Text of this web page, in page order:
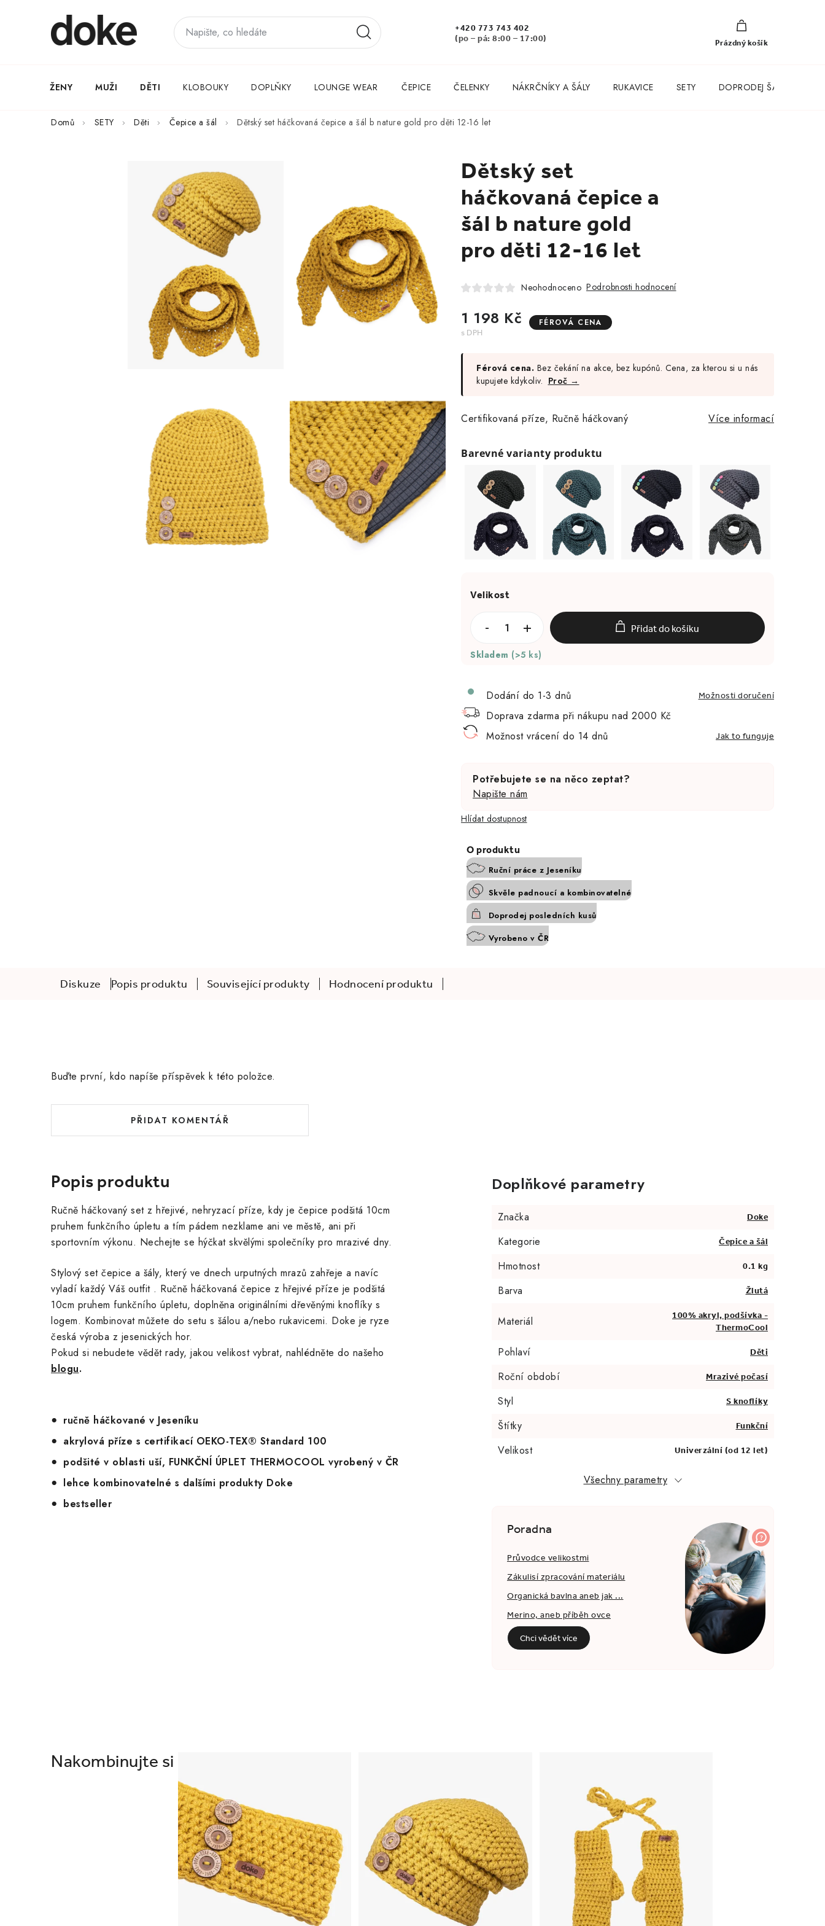
+420 773 743 402
(po – pá: 8:00 – 17:00)
NÁKUPNÍ
KOŠÍK
Prázdný košík
ŽENY MUŽI DĚTI KLOBOUKY DOPLŇKY LOUNGE WEAR ČEPICE ČELENKY NÁKRČNÍKY A ŠÁLY RUKAVICE SETY DOPRODEJ ŠATŮ
Domů SETY Děti Čepice a šál Dětský set háčkovaná čepice a šál b nature gold pro děti 12-16 let
Dětský set
háčkovaná čepice a
šál b nature gold
pro děti 12-16 let
Neohodnoceno Podrobnosti hodnocení
1 198 Kč FÉROVÁ CENA
Měrná
Férová cena. Bez čekání na akce, bez kupónů. Cena, za kterou si u nás
kupujete kdykoliv. Proč →
Certifikovaná příze, Ručně háčkovaný Více informací
Přidat do košíku
Skladem (>5 ks)
Dodání do 1-3 dnů Možnosti doručení
Doprava zdarma při nákupu nad 2000 Kč
Možnost vrácení do 14 dnů
Jak to funguje
Potřebujete se na něco zeptat?
Napište nám
Hlídat
Ruční práce z Jeseníku
Skvěle padnoucí a kombinovatelné
Doprodej posledních kusů
Vyrobeno v ČR
Popis produktu Hodnocení produktu
Diskuze Související produkty
Popis produktu
Ručně háčkovaný set z hřejivé, nehryzací příze, kdy je čepice podšitá 10cm
pruhem funkčního úpletu a tím pádem nezklame ani ve městě, ani při
sportovním výkonu. Nechejte se hýčkat skvělými společníky pro mrazivé dny.
Stylový set čepice a šály, který ve dnech urputných mrazů zahřeje a navíc
vyladí každý Váš outfit . Ručně háčkovaná čepice z hřejivé příze je podšitá
10cm pruhem funkčního úpletu, doplněna originálními dřevěnými knoflíky s
logem. Kombinovat můžete do setu s šálou a/nebo rukavicemi. Doke je ryze
česká výroba z jesenických hor.
Pokud si nebudete vědět rady, jakou velikost vybrat, nahlédněte do našeho
blogu.
ručně háčkované v Jeseníku
akrylová příze s certifikací OEKO-TEX® Standard 100
podšité v oblasti uší, FUNKČNÍ ÚPLET THERMOCOOL vyrobený v ČR
lehce kombinovatelné s dalšími produkty Doke
bestseller
Doplňkové parametry
Značka Doke
Kategorie Čepice a šál
Hmotnost 0.1 kg
Barva Žlutá
Materiál
100% akryl, podšívka -
ThermoCool
Pohlaví Děti
Roční období Mrazivé počasí
Styl S knoflíky
Štítky Funkční
Velikost Univerzální (od 12 let)
Všechny parametry
Poradna
Průvodce velikostmi
Zákulisí zpracování materiálu
Organická bavlna aneb jak ...
Merino, aneb příběh ovce
Chci vědět více
Buďte první, kdo napíše příspěvek k této položce.
PŘIDAT KOMENTÁŘ